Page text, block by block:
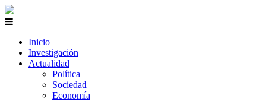
Inicio
Investigación
Actualidad
Política
Sociedad
Economía